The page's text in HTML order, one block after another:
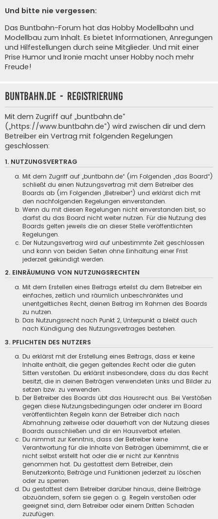
Und bitte nie vergessen:
Das Buntbahn-Forum hat das Hobby Modellbahn und
Modellbau zum Inhalt. Es bietet Informationen, Anregungen
und Hilfestellungen durch seine Mitglieder. Und mit einer
Prise Humor und Ironie macht unser Hobby noch mehr
Freude!
buntbahn.de - Registrierung
Mit dem Zugriff auf „buntbahn.de“
(„https://www.buntbahn.de“) wird zwischen dir und dem
Betreiber ein Vertrag mit folgenden Regelungen
geschlossen:
1. NUTZUNGSVERTRAG
Mit dem Zugriff auf „buntbahn.de“ (im Folgenden „das Board“)
schließt du einen Nutzungsvertrag mit dem Betreiber des
Boards ab (im Folgenden „Betreiber“) und erklärst dich mit
den nachfolgenden Regelungen einverstanden.
Wenn du mit diesen Regelungen nicht einverstanden bist, so
darfst du das Board nicht weiter nutzen. Für die Nutzung des
Boards gelten jeweils die an dieser Stelle veröffentlichten
Regelungen.
Der Nutzungsvertrag wird auf unbestimmte Zeit geschlossen
und kann von beiden Seiten ohne Einhaltung einer Frist
jederzeit gekündigt werden.
2. EINRÄUMUNG VON NUTZUNGSRECHTEN
Mit dem Erstellen eines Beitrags erteilst du dem Betreiber ein
einfaches, zeitlich und räumlich unbeschränktes und
unentgeltliches Recht, deinen Beitrag im Rahmen des Boards
zu nutzen.
Das Nutzungsrecht nach Punkt 2, Unterpunkt a bleibt auch
nach Kündigung des Nutzungsvertrages bestehen.
3. PFLICHTEN DES NUTZERS
Du erklärst mit der Erstellung eines Beitrags, dass er keine
Inhalte enthält, die gegen geltendes Recht oder die guten
Sitten verstoßen. Du erklärst insbesondere, dass du das Recht
besitzt, die in deinen Beiträgen verwendeten Links und Bilder zu
setzen bzw. zu verwenden.
Der Betreiber des Boards übt das Hausrecht aus. Bei Verstößen
gegen diese Nutzungsbedingungen oder anderer im Board
veröffentlichten Regeln kann der Betreiber dich nach
Abmahnung zeitweise oder dauerhaft von der Nutzung dieses
Boards ausschließen und dir ein Hausverbot erteilen.
Du nimmst zur Kenntnis, dass der Betreiber keine
Verantwortung für die Inhalte von Beiträgen übernimmt, die er
nicht selbst erstellt hat oder die er nicht zur Kenntnis
genommen hat. Du gestattest dem Betreiber, dein
Benutzerkonto, Beiträge und Funktionen jederzeit zu löschen
oder zu sperren.
Du gestattest dem Betreiber darüber hinaus, deine Beiträge
abzuändern, sofern sie gegen o. g. Regeln verstoßen oder
geeignet sind, dem Betreiber oder einem Dritten Schaden
zuzufügen.